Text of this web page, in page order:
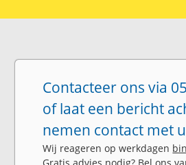
Contacteer ons via
of laat een bericht
nemen contact met
Wij reageren op werkdagen